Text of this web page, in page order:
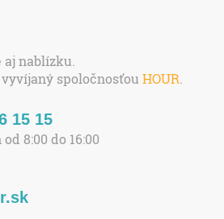
nablízku.
spoločnosťou HOUR
15 15
8:00 do 16:00